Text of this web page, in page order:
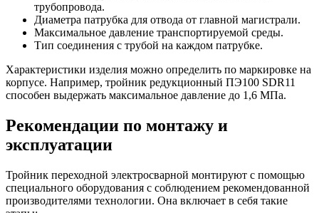
трубопровода.
Диаметра патрубка для отвода от главной магистрали.
Максимальное давление транспортируемой среды.
Тип соединения с трубой на каждом патрубке.
Характеристики изделия можно определить по маркировке на
корпусе. Например, тройник редукционный ПЭ100 SDR11
способен выдержать максимальное давление до 1,6 МПа.
Рекомендации по монтажу и
эксплуатации
Тройник переходной электросварной монтируют с помощью
специального оборудования с соблюдением рекомендованной
производителями технологии. Она включает в себя такие